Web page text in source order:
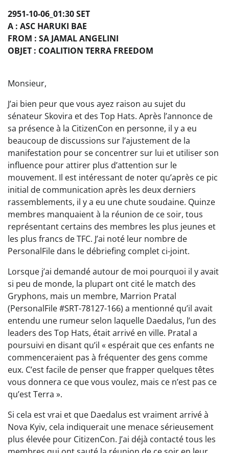
2951-10-06_01:30 SET
A : ASC HARUKI BAE
FROM : SA JAMAL ANGELINI
OBJET : COALITION TERRA FREEDOM
Monsieur,
J’ai bien peur que vous ayez raison au sujet du
sénateur Skovira et des Top Hats. Après l’annonce de
sa présence à la CitizenCon en personne, il y a eu
beaucoup de discussions sur l’ajustement de la
manifestation pour se concentrer sur lui et utiliser son
influence pour attirer plus d’attention sur le
mouvement. Il est intéressant de noter qu’après ce pic
initial de communication après les deux derniers
rassemblements, il y a eu une chute soudaine. Quinze
membres manquaient à la réunion de ce soir, tous
représentant certains des membres les plus jeunes et
les plus francs de TFC. J’ai noté leur nombre de
PersonalFile dans le débriefing complet ci-joint.
Lorsque j’ai demandé autour de moi pourquoi il y avait
si peu de monde, la plupart ont cité le match des
Gryphons, mais un membre, Marrion Pratal
(PersonalFile #SRT-78127-166) a mentionné qu’il avait
entendu une rumeur selon laquelle Daedalus, l’un des
leaders des Top Hats, était arrivé en ville. Pratal a
poursuivi en disant qu’il « espérait que ces enfants ne
commenceraient pas à fréquenter des gens comme
eux. C’est facile de penser que frapper quelques têtes
vous donnera ce que vous voulez, mais ce n’est pas ce
qu’est Terra ».
Si cela est vrai et que Daedalus est vraiment arrivé à
Nova Kyiv, cela indiquerait une menace sérieusement
plus élevée pour CitizenCon. J’ai déjà contacté tous les